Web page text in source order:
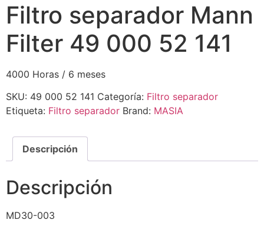
Filtro separador Mann
Filter 49 000 52 141
4000 Horas / 6 meses
SKU: 49 000 52 141 Categoría: Filtro separador
Etiqueta: Filtro separador Brand: MASIA
Descripción
Descripción
MD30-003